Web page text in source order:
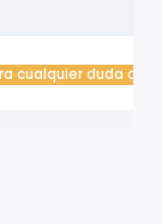
cualquier duda